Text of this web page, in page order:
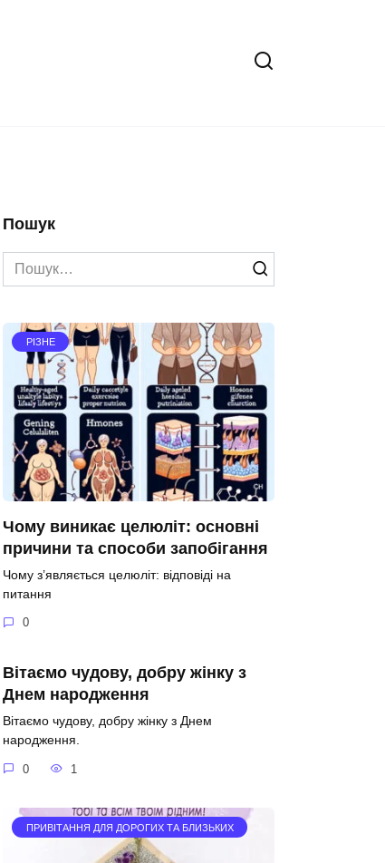
Пошук
Search
for:
РІЗНЕ
Чому виникає целюліт: основні
причини та способи запобігання
Чому з’являється целюліт: відповіді на
питання
0
Вітаємо чудову, добру жінку з
Днем народження
Вітаємо чудову, добру жінку з Днем
народження.
0 1
ПРИВІТАННЯ ДЛЯ ДОРОГИХ ТА БЛИЗЬКИХ